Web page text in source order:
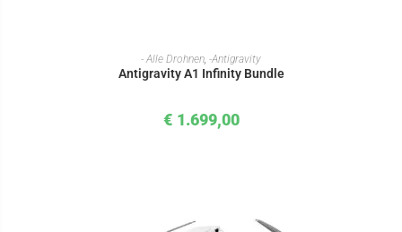
IN DEN WARENKORB
- Alle Drohnen, -Antigravity
Antigravity A1 Infinity Bundle
€ 1.699,00